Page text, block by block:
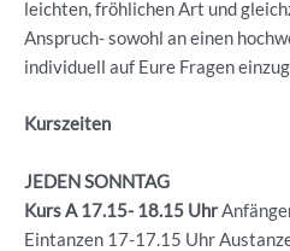
leichten, fröhlichen Art und
Anspruch- sowohl an einen
individuell auf Eure Fragen
Kurszeiten
JEDEN SONNTAG
Kurs A 17.15- 18.15 Uhr
Eintanzen 17-17.15 Uhr